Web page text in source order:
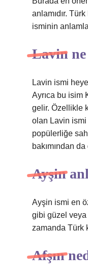
anlamıdır.
isminin
Lavin
Lavin ismi
Ayrıca bu isim
gelir. Özellikle
olan Lavin ismi
popülerliğe
bakımından
Ayşin
Ayşin ismi en
gibi güzel veya
zamanda Türk
Afşın